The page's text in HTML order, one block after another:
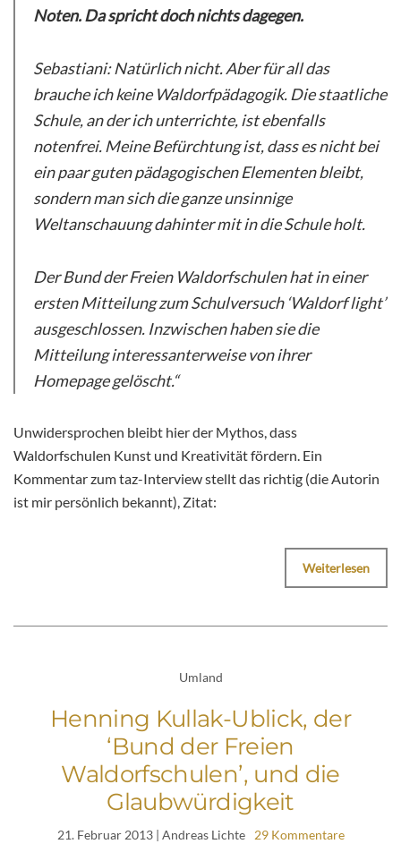
Noten. Da spricht doch nichts dagegen.
Sebastiani: Natürlich nicht. Aber für all das
brauche ich keine Waldorfpädagogik. Die staatliche
Schule, an der ich unterrichte, ist ebenfalls
notenfrei. Meine Befürchtung ist, dass es nicht bei
ein paar guten pädagogischen Elementen bleibt,
sondern man sich die ganze unsinnige
Weltanschauung dahinter mit in die Schule holt.
Der Bund der Freien Waldorfschulen hat in einer
ersten Mitteilung zum Schulversuch ‘Waldorf light’
ausgeschlossen. Inzwischen haben sie die
Mitteilung interessanterweise von ihrer
Homepage gelöscht.“
Unwidersprochen bleibt hier der Mythos, dass
Waldorfschulen Kunst und Kreativität fördern. Ein
Kommentar zum taz-Interview stellt das richtig (die Autorin
ist mir persönlich bekannt), Zitat:
Weiterlesen
Umland
Henning Kullak-Ublick, der
‘Bund der Freien
Waldorfschulen’, und die
Glaubwürdigkeit
21. Februar 2013| Andreas Lichte 29 Kommentare